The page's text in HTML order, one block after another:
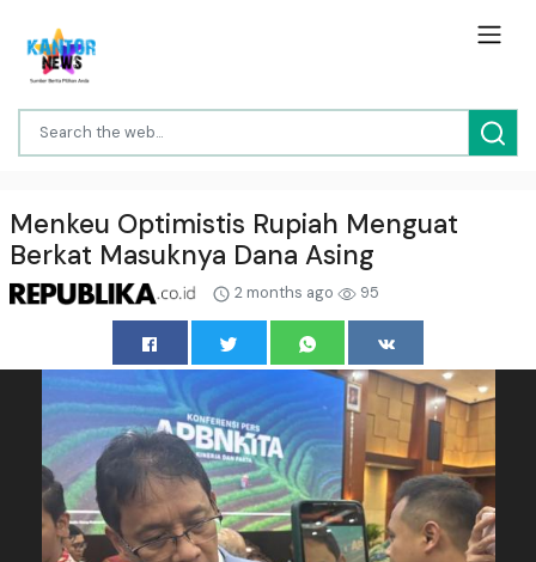
Menkeu Optimistis Rupiah Menguat
Berkat Masuknya Dana Asing
2 months ago 95